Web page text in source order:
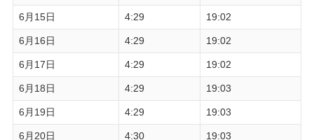
6月15日 4:29 19:02
6月16日 4:29 19:02
6月17日 4:29 19:02
6月18日 4:29 19:03
6月19日 4:29 19:03
6月20日 4:30 19:03